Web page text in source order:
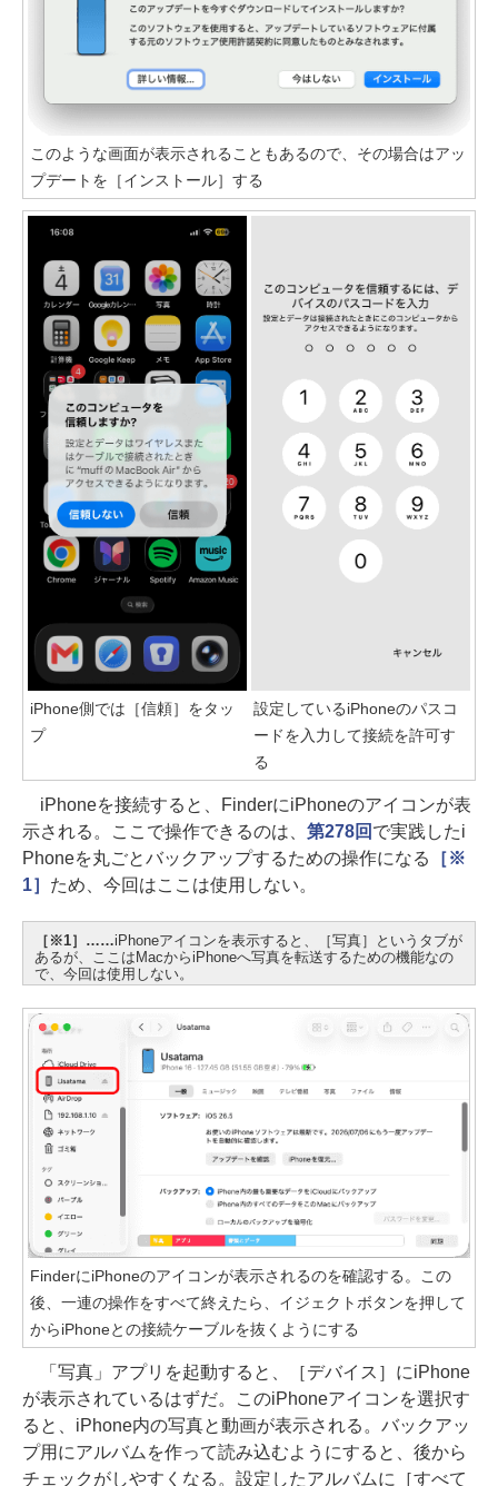
このような画面が表示されることもあるので、その場合はアッ
プデートを［インストール］する
iPhone側では［信頼］をタッ
プ
設定しているiPhoneのパスコ
ードを入力して接続を許可す
る
iPhoneを接続すると、FinderにiPhoneのアイコンが表
示される。ここで操作できるのは、 第278回 で実践したi
Phoneを丸ごとバックアップするための操作になる ［※
1］ ため、今回はここは使用しない。
［※1］……iPhoneアイコンを表示すると、［写真］というタブが
あるが、ここはMacからiPhoneへ写真を転送するための機能なの
で、今回は使用しない。
FinderにiPhoneのアイコンが表示されるのを確認する。この
後、一連の操作をすべて終えたら、イジェクトボタンを押して
からiPhoneとの接続ケーブルを抜くようにする
「写真」アプリを起動すると、［デバイス］にiPhone
が表示されているはずだ。このiPhoneアイコンを選択す
ると、iPhone内の写真と動画が表示される。バックアッ
プ用にアルバムを作って読み込むようにすると、後から
チェックがしやすくなる。設定したアルバムに［すべて